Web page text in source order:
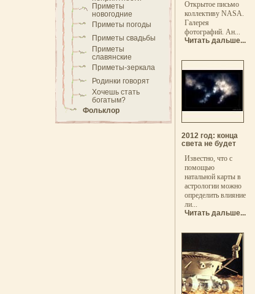
Приметы
новогодние
Приметы погоды
Приметы свадьбы
Приметы
славянские
Приметы-зеркала
Родинки говорят
Хочешь стать
богатым?
Фольклор
Открытое письмо
коллективу NASA.
Галерея
фотографий. Ан...
Читать дальше...
2012 год: конца
света не будет
Известно, что с
помощью
натальной карты в
астрологии можно
определить влияние
ли...
Читать дальше...